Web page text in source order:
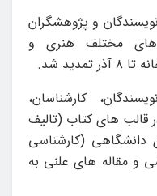
و پژوهشگران
های مختلف هنری و
شد.
کارشناسان،
قالب های کتاب (تالیف
دانشگاهی (کارشناسی
و مقاله های علنی به